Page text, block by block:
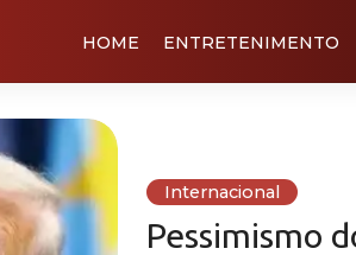
HOME ENTRETENIMENTO
Internacional
Pessimismo